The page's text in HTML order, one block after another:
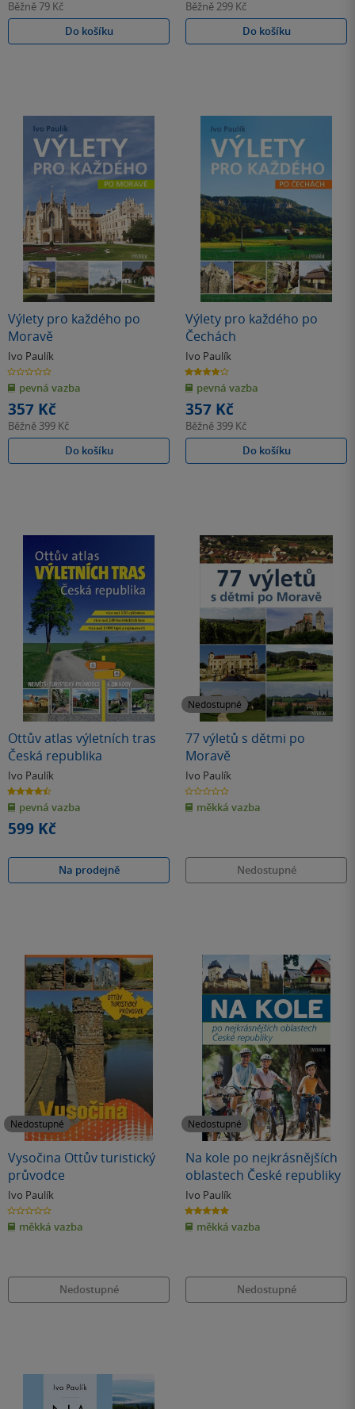
Běžně79 Kč
Do košíku
Běžně299 Kč
Do košíku
Výlety pro každého po
Moravě
Ivo Paulík
0.0
z
5
hvězdiček
pevná vazba
357 Kč
Běžně 399 Kč
Do košíku
Výlety pro každého po
Čechách
Ivo Paulík
4.0
z
5
hvězdiček
pevná vazba
357 Kč
Běžně 399 Kč
Do košíku
Ottův atlas výletních tras
Česká republika
Ivo Paulík
4.4
z
5
hvězdiček
pevná vazba
599 Kč
Na prodejně
Nedostupné
77 výletů s dětmi po
Moravě
Ivo Paulík
0.0
z
5
hvězdiček
měkká vazba
Nedostupné
Nedostupné
Vysočina Ottův turistický
průvodce
Ivo Paulík
0.0
z
5
hvězdiček
měkká vazba
Nedostupné
Nedostupné
Na kole po nejkrásnějších
oblastech České republiky
Ivo Paulík
5.0
z
5
hvězdiček
měkká vazba
Nedostupné